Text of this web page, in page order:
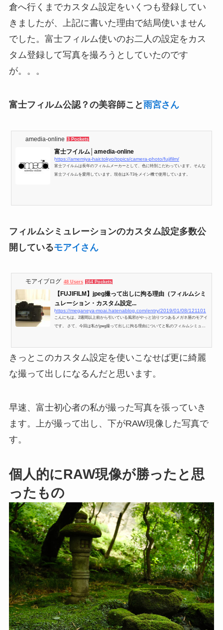
倉へ行くまでカスタム設定をいくつも登録してい
きましたが、上記に書いた理由で結局使いません
でした。富士フィルム使いのお二人の設定をカス
タム登録して写真を撮ろうとしていたのです
が。。。
富士フィルム公認？の美容師こと雨宮さん
amedia-online 3 Pockets
富士フイルム│amedia-online
https://amemiya-hair.tokyo/topics/camera-photo/fujifilm/
富士フイルムは長年のフィルムメーカーとして、色に特別こだわっています。そんな
富士フイルムを愛用しています。現在はX-T3をメイン機で使用しています。
フィルムシミュレーションのカスタム設定多数公
開しているモアイさん
モアイブログ 48 Users 164 Pockets
【FUJIFILM】jpeg撮って出しに拘る理由（フィルムシミ
ュレーション・カスタム設定...
https://meganeya-moai.hatenablog.com/entry/2019/01/08/121101
こんにちは。2週間以上前から引いている風邪がやっと治りつつあるメガネ屋のモアイ
です。 さて、今回は私がjpeg撮って出しに拘る理由についてと私のフィルムシミュレ
ョン最南端の屋上の星景写真 羽田空港 第一ターミナルビル6階 展望デッキ ハミングバ
きっとこのカスタム設定を使いこなせば更に綺麗
な撮って出しになるんだと思います。
早速、富士初心者の私が撮った写真を張っていき
ます。上が撮って出し、下がRAW現像した写真で
す。
個人的にRAW現像が勝ったと思
ったもの